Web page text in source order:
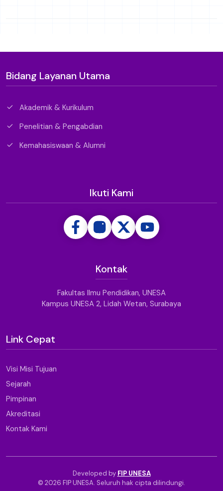
Bidang Layanan Utama
Akademik & Kurikulum
Penelitian & Pengabdian
Kemahasiswaan & Alumni
Ikuti Kami
Kontak
Fakultas Ilmu Pendidikan, UNESA
Kampus UNESA 2, Lidah Wetan, Surabaya
Link Cepat
Visi Misi Tujuan
Sejarah
Pimpinan
Akreditasi
Kontak Kami
© 2026 FIP UNESA. Seluruh hak cipta dilindungi.
Developed byFIP UNESA